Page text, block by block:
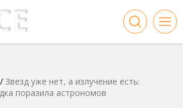
/ Звезд уже нет, а излучение есть:
поразила астрономов